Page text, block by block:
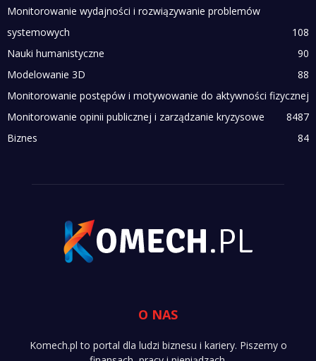
Monitorowanie wydajności i rozwiązywanie problemów
systemowych
108
Nauki humanistyczne
90
Modelowanie 3D
88
Monitorowanie postępów i motywowanie do aktywności fizycznej
87
Monitorowanie opinii publicznej i zarządzanie kryzysowe
84
Biznes
84
O NAS
Komech.pl to portal dla ludzi biznesu i kariery. Piszemy o